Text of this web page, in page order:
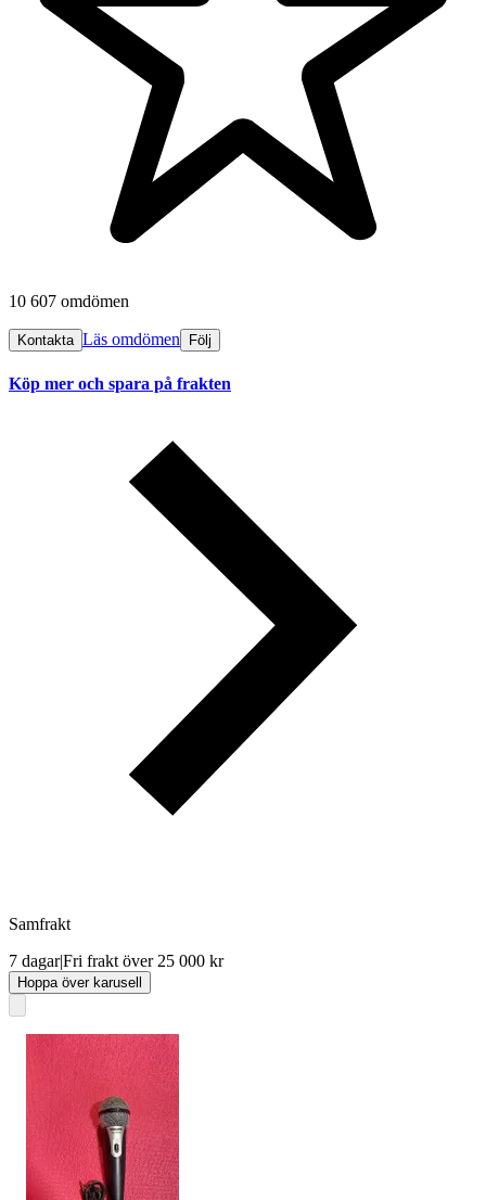
10 607 omdömen
Kontakta Läs omdömen Följ
Köp mer och spara på frakten
Samfrakt
7 dagar|Fri frakt över 25 000 kr
Hoppa över karusell